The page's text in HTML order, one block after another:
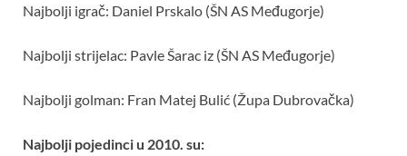
Najbolji igrač: Daniel Prskalo (ŠN AS Međugorje)
Najbolji strijelac: Pavle Šarac iz (ŠN AS Međugorje)
Najbolji golman: Fran Matej Bulić (Župa Dubrovačka)
Najbolji pojedinci u 2010. su: